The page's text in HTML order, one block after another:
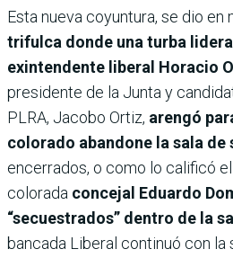
Esta nueva coyuntura, se dio en
trifulca donde una turba
exintendente liberal Horacio
presidente de la Junta y
PLRA, Jacobo Ortiz, arengó
colorado abandone la sala de
encerrados, o como lo calificó
colorada concejal Eduardo
“secuestrados” dentro de la
bancada Liberal continuó con la